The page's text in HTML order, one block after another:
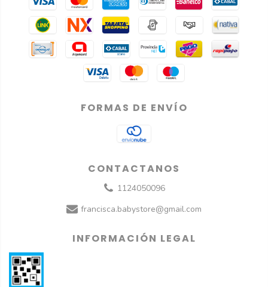
FORMAS DE ENVÍO
CONTACTANOS
1124050096
francisca.babystore@gmail.com
INFORMACIÓN LEGAL